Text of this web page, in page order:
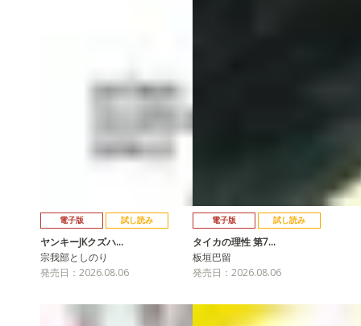
電子版 試し読み
ヤンキーJKクズハ…
宗我部としのり
発売日：2026.08.06
電子版 試し読み
タイカの理性 第7…
板垣巴留
発売日：2026.08.06